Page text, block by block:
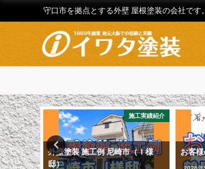
守口市を拠点とする外壁 屋根塗装の会社です
お知らせ 施工実績紹介
外壁塗装 施工例 尼崎市（Ｉ様
邸）
お客